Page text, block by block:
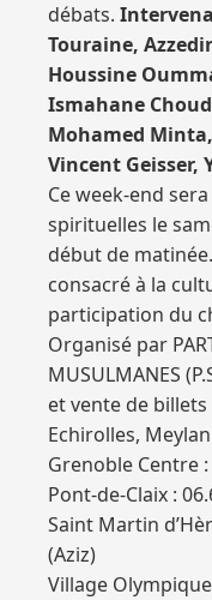
débats.
Touraine,
Houssine
Ismahane
Mohamed
Vincent
Ce week-end
spirituelles le
début de
consacré à la
participation du
Organisé par
MUSULMANES
et vente de billets
Echirolles,
Grenoble Centre
Pont-de-Claix :
Saint Martin
(Aziz)
Village